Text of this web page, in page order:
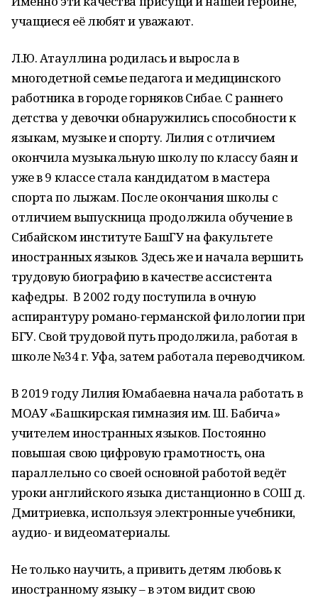
учащиеся её любят и уважают.
Л.Ю. Атауллина родилась и выросла в
многодетной семье педагога и медицинского
работника в городе горняков Сибае. С раннего
детства у девочки обнаружились способности к
языкам, музыке и спорту. Лилия с отличием
окончила музыкальную школу по классу баян и
уже в 9 классе стала кандидатом в мастера
спорта по лыжам. После окончания школы с
отличием выпускница продолжила обучение в
Сибайском институте БашГУ на факультете
иностранных языков. Здесь же и начала вершить
трудовую биографию в качестве ассистента
кафедры. В 2002 году поступила в очную
аспирантуру романо-германской филологии при
БГУ. Свой трудовой путь продолжила, работая в
школе №34 г. Уфа, затем работала переводчиком.
В 2019 году Лилия Юмабаевна начала работать в
МОАУ «Башкирская гимназия им. Ш. Бабича»
учителем иностранных языков. Постоянно
повышая свою цифровую грамотность, она
параллельно со своей основной работой ведёт
уроки английского языка дистанционно в СОШ д.
Дмитриевка, используя электронные учебники,
аудио- и видеоматериалы.
Не только научить, а привить детям любовь к
иностранному языку – в этом видит свою